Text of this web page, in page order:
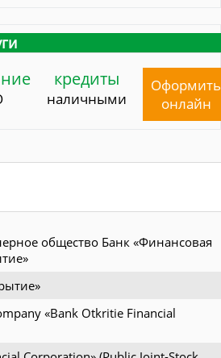
кредиты
наличными
Оформить
онлайн
общество Банк «Финансовая
«Bank Otkritie Financial